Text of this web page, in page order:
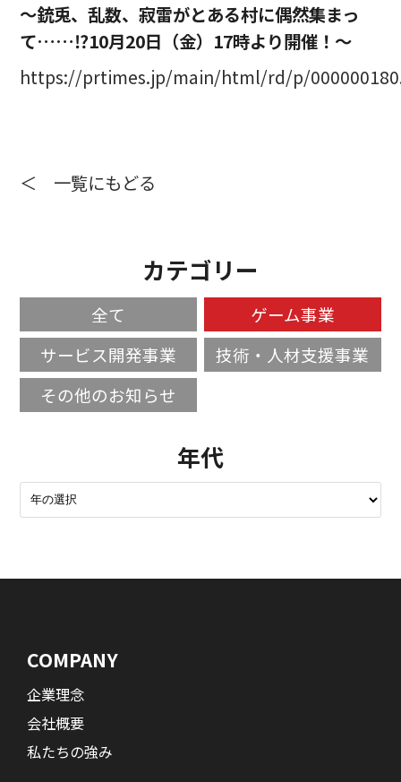
～銃兎、乱数、寂雷がとある村に偶然集まっ
て……⁉10月20日（金）17時より開催！～
https://prtimes.jp/main/html/rd/p/
＜ 一覧にもどる
カテゴリー
全て
ゲーム事業
サービス開発事業
技術・人材支援事業
その他のお知らせ
年代
COMPANY
企業理念
会社概要
私たちの強み